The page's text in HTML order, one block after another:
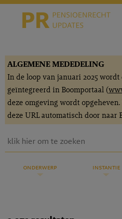
ALGEMENE MEDEDELING
In de loop van januari 2025
geïntegreerd in Boomportaal (
deze omgeving wordt
deze URL automatisch door naar
onderwerp instantie